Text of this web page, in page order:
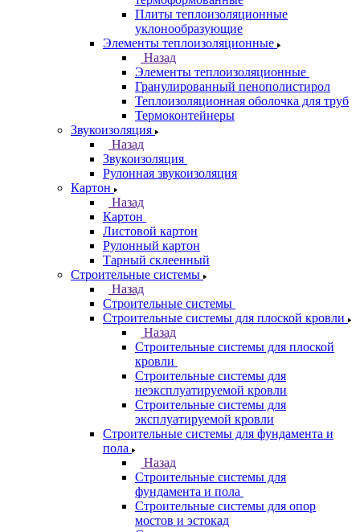
Плиты теплоизоляционные
уклонообразующие
Элементы теплоизоляционные
Назад
Элементы теплоизоляционные
Гранулированный пенополистирол
Теплоизоляционная оболочка для труб
Термоконтейнеры
Звукоизоляция
Назад
Звукоизоляция
Рулонная звукоизоляция
Картон
Назад
Картон
Листовой картон
Рулонный картон
Тарный склеенный
Строительные системы
Назад
Строительные системы
Строительные системы для плоской кровли
Назад
Строительные системы для плоской
кровли
Строительные системы для
неэксплуатируемой кровли
Строительные системы для
эксплуатируемой кровли
Строительные системы для фундамента и
пола
Назад
Строительные системы для
фундамента и пола
Строительные системы для опор
мостов и эстокад